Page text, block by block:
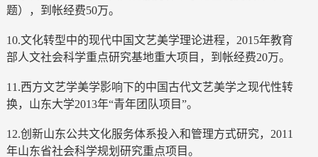
题），到帐经费50万。
10.文化转型中的现代中国文艺美学理论进程，2015年教育
部人文社会科学重点研究基地重大项目，到帐经费20万。
11.西方文艺学美学影响下的中国古代文艺美学之现代性转
换，山东大学2013年“青年团队项目”。
12.创新山东公共文化服务体系投入和管理方式研究，2011
年山东省社会科学规划研究重点项目。